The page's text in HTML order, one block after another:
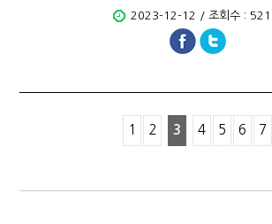
2023-12-12 / 조회수 : 521
1 2 3 4 5 6 7